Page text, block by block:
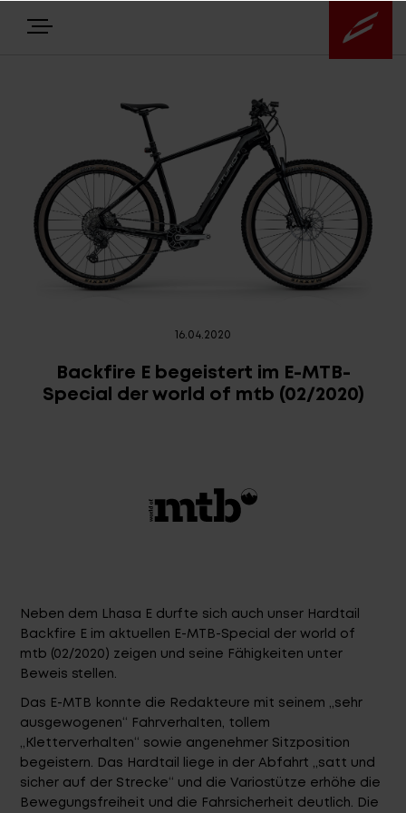
NEWS
EQUIPMENT
Über uns
Top-Links
Jetzt zu unserem Newsletter anmelden
Karriere bei CENTURION
Händlersuche
16.04.2020
Backfire E begeistert im E-MTB-
Special der world of mtb (02/2020)
Neben dem Lhasa E durfte sich auch unser Hardtail
Backfire E im aktuellen E-MTB-Special der world of
mtb (02/2020) zeigen und seine Fähigkeiten unter
Beweis stellen.
Das E-MTB konnte die Redakteure mit seinem „sehr
ausgewogenen“ Fahrverhalten, tollem
„Kletterverhalten“ sowie angenehmer Sitzposition
begeistern. Das Hardtail liege in der Abfahrt „satt und
sicher auf der Strecke“ und die Variostütze erhöhe die
Bewegungsfreiheit und die Fahrsicherheit deutlich. Die